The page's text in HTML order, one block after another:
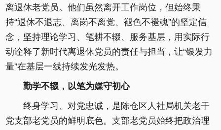
离退休老党员。他们虽然离开工作岗位，但始终秉
持“退休不退志、离岗不离党、褪色不褪魂”的坚定信
念，坚持理论学习、笔耕不辍、服务基层，用实际行
动诠释了新时代离退休党员的责任与担当，让“银发力
量”在基层一线持续发光发热。
勤学不辍，以笔为媒守初心
终身学习、对党忠诚，是陈仓区人社局机关老干
党支部老党员的鲜明底色。支部老党员始终把政治理